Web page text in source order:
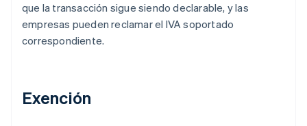
que la transacción sigue siendo declarable, y las
empresas pueden reclamar el IVA soportado
correspondiente.
Exención